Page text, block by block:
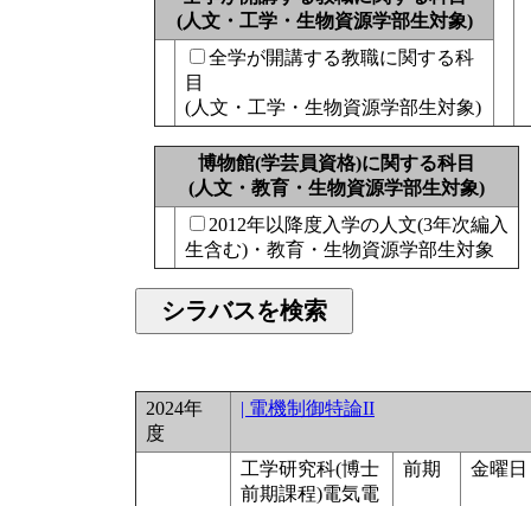
(人文・工学・生物資源学部生対象)
全学が開講する教職に関する科
目
(人文・工学・生物資源学部生対象)
博物館(学芸員資格)に関する科目
(人文・教育・生物資源学部生対象)
2012年以降度入学の人文(3年次編入
生含む)・教育・生物資源学部生対象
2024年
度
| 電機制御特論II
工学研究科(博士
前期課程)電気電
前期 金曜日